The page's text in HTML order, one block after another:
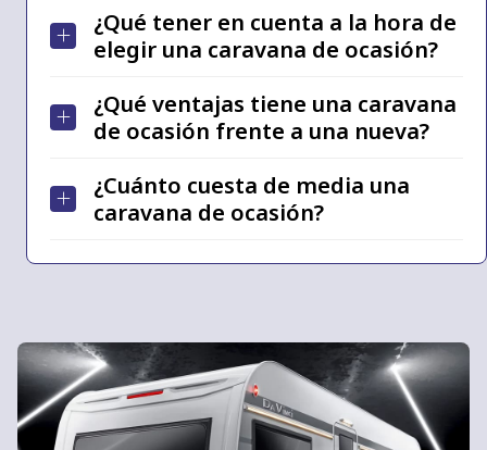
¿Qué tener en cuenta a la hora de
elegir una caravana de ocasión?
¿Qué ventajas tiene una caravana
de ocasión frente a una nueva?
¿Cuánto cuesta de media una
caravana de ocasión?